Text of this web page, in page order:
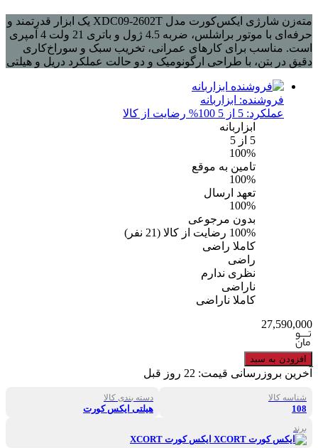
مته‌زن شارژی ایکس‌کورت مدل XDC09-2602T یک ابزار قدرتمند و
حرفه‌ای با موتور براشلس، ضربه 4.5 ژول و باتری 21 ولت 4 آمپری
است. مناسب برای کارهای عمرانی، تخریب سبک و سوراخ‌کاری
دقیق در بتن، با طراحی ارگونومیک و دو حالت عملکرد دریل و هیلتی
فروشنده: ابزاربانه
عملکرد: 5 از 5
100% رضایت از کالا
ابزاربانه
5 از 5
100%
تامین به موقع
100%
تعهد ارسال
100%
بدون مرجوعی
100% رضایت از کالا (
21 نفر)
کاملا راضی
راضی
نظری ندارم
ناراضی
کاملا ناراضی
27,590,000
افزودن به سبد
آخرین بروزرسانی قیمت: 22 روز قبل
شناسه کالا
108
دسته بندی کالا
هیلتی ایکس کورت
برند
ایکس کورت XCORT